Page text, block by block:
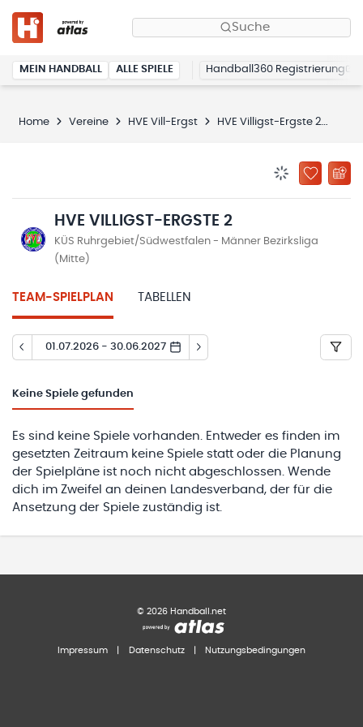
Suche
MEIN HANDBALL ALLE SPIELE Handball360 Registrierung
Home Vereine HVE Vill-Ergst HVE Villigst-Ergste 2
ZU
HVE VILLIGST-ERGSTE 2
KÜS Ruhrgebiet/Südwestfalen - Männer Bezirksliga
(Mitte)
TEAM-SPIELPLAN TABELLEN
01.07.2026 - 30.06.2027
Keine Spiele gefunden
Es sind keine Spiele vorhanden. Entweder es finden im
gesetzten Zeitraum keine Spiele statt oder die Planung
der Spielpläne ist noch nicht abgeschlossen. Wende
dich im Zweifel an deinen Landesverband, der für die
Ansetzung der Spiele zuständig ist.
© 2026 Handball.net
Impressum Datenschutz Nutzungsbedingungen